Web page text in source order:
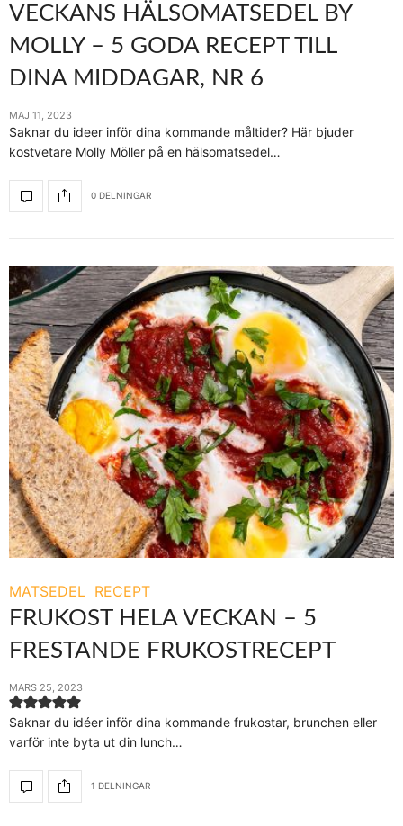
VECKANS HÄLSOMATSEDEL BY
MOLLY – 5 GODA RECEPT TILL
DINA MIDDAGAR, NR 6
MAJ 11, 2023
Saknar du ideer inför dina kommande måltider? Här bjuder
kostvetare Molly Möller på en hälsomatsedel…
0 DELNINGAR
MATSEDEL RECEPT
FRUKOST HELA VECKAN – 5
FRESTANDE FRUKOSTRECEPT
MARS 25, 2023
Saknar du idéer inför dina kommande frukostar, brunchen eller
varför inte byta ut din lunch…
1 DELNINGAR